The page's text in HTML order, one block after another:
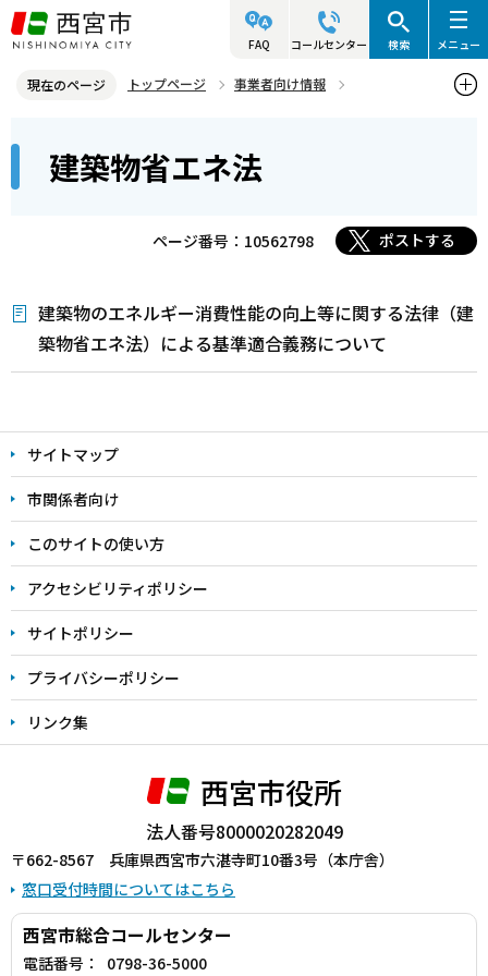
こ
の
ジ
先
FAQ コールセンター 検索 メニュー
現在のページ トップページ
事業者向け情報
こ
建築物省エネ法
ページ番号：10562798 ポストする
建築物のエネルギー消費性能の向上等に関する法律（建
築物省エネ法）による基準適合義務について
文
こ
こ
ま
で
サイトマップ
市関係者向け
このサイトの使い方
アクセシビリティポリシー
サイトポリシー
プライバシーポリシー
リンク集
西宮市役所
法人番号8000020282049
〒662-8567 兵庫県西宮市六湛寺町10番3号（本庁舎）
窓口受付時間についてはこちら
西宮市総合コールセンター
電話番号： 0798-36-5000